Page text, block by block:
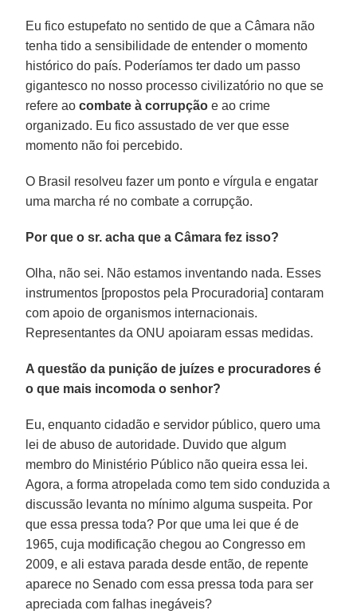
Eu fico estupefato no sentido de que a Câmara não
tenha tido a sensibilidade de entender o momento
histórico do país. Poderíamos ter dado um passo
gigantesco no nosso processo civilizatório no que se
refere aocombate à corrupção e ao crime
organizado. Eu fico assustado de ver que esse
momento não foi percebido.
O Brasil resolveu fazer um ponto e vírgula e engatar
uma marcha ré no combate a corrupção.
Por que o sr. acha que a Câmara fez isso?
Olha, não sei. Não estamos inventando nada. Esses
instrumentos [propostos pela Procuradoria] contaram
com apoio de organismos internacionais.
Representantes da ONU apoiaram essas medidas.
A questão da punição de juízes e procuradores é
o que mais incomoda o senhor?
Eu, enquanto cidadão e servidor público, quero uma
lei de abuso de autoridade. Duvido que algum
membro do Ministério Público não queira essa lei.
Agora, a forma atropelada como tem sido conduzida a
discussão levanta no mínimo alguma suspeita. Por
que essa pressa toda? Por que uma lei que é de
1965, cuja modificação chegou ao Congresso em
2009, e ali estava parada desde então, de repente
aparece no Senado com essa pressa toda para ser
apreciada com falhas inegáveis?